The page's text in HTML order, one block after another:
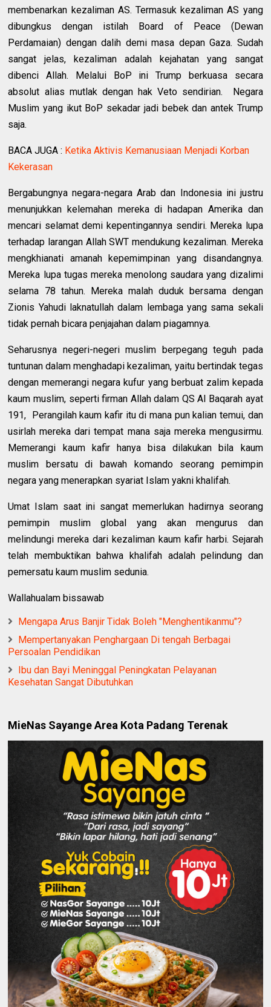
membenarkan kezaliman AS. Termasuk kezaliman AS yang
dibungkus dengan istilah Board of Peace (Dewan
Perdamaian) dengan dalih demi masa depan Gaza. Sudah
sangat jelas, kezaliman adalah kejahatan yang sangat
dibenci Allah. Melalui BoP ini Trump berkuasa secara
absolut alias mutlak dengan hak Veto sendirian. Negara
Muslim yang ikut BoP sekadar jadi bebek dan antek Trump
saja.
BACA JUGA : Ketika Aktivis Kemanusiaan Menjadi Korban
Kekerasan
Bergabungnya negara-negara Arab dan Indonesia ini justru
menunjukkan kelemahan mereka di hadapan Amerika dan
mencari selamat demi kepentingannya sendiri. Mereka lupa
terhadap larangan Allah SWT mendukung kezaliman. Mereka
mengkhianati amanah kepemimpinan yang disandangnya.
Mereka lupa tugas mereka menolong saudara yang dizalimi
selama 78 tahun. Mereka malah duduk bersama dengan
Zionis Yahudi laknatullah dalam lembaga yang sama sekali
tidak pernah bicara penjajahan dalam piagamnya.
Seharusnya negeri-negeri muslim berpegang teguh pada
tuntunan dalam menghadapi kezaliman, yaitu bertindak tegas
dengan memerangi negara kufur yang berbuat zalim kepada
kaum muslim, seperti firman Allah dalam QS Al Baqarah ayat
191, Perangilah kaum kafir itu di mana pun kalian temui, dan
usirlah mereka dari tempat mana saja mereka mengusirmu.
Memerangi kaum kafir hanya bisa dilakukan bila kaum
muslim bersatu di bawah komando seorang pemimpin
negara yang menerapkan syariat Islam yakni khalifah.
Umat Islam saat ini sangat memerlukan hadirnya seorang
pemimpin muslim global yang akan mengurus dan
melindungi mereka dari kezaliman kaum kafir harbi. Sejarah
telah membuktikan bahwa khalifah adalah pelindung dan
pemersatu kaum muslim sedunia.
Wallahualam bissawab
Mengapa Arus Banjir Tidak Boleh "Menghentikanmu"?
Mempertanyakan Penghargaan Di tengah Berbagai
Persoalan Pendidikan
Ibu dan Bayi Meninggal Peningkatan Pelayanan
Kesehatan Sangat Dibutuhkan
MieNas Sayange Area Kota Padang Terenak